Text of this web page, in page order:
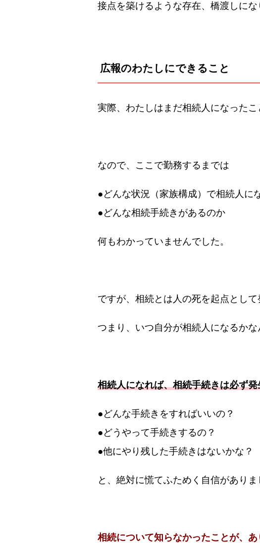
接点を築けるような存在、橋渡しにな
広報のわたしにできること
実際、わたしはまだ相続人になったこ
なので、ここで勤務するまでは
●どんな状況（家族構成）で相続人に
●どんな相続手続きがあるのか
何もわかっていませんでした。
ですが、相続とは人の死を起点として
つまり、いつ自分が相続人になるかな
相続人になれば、相続手続きは必ず
●どんな手続きをすればいいの？
●どうやって手続きするの？
●他にやり残した手続きはないかな？
と、絶対に慌てふためく自信がありま
相続について知らなかったことが、あ